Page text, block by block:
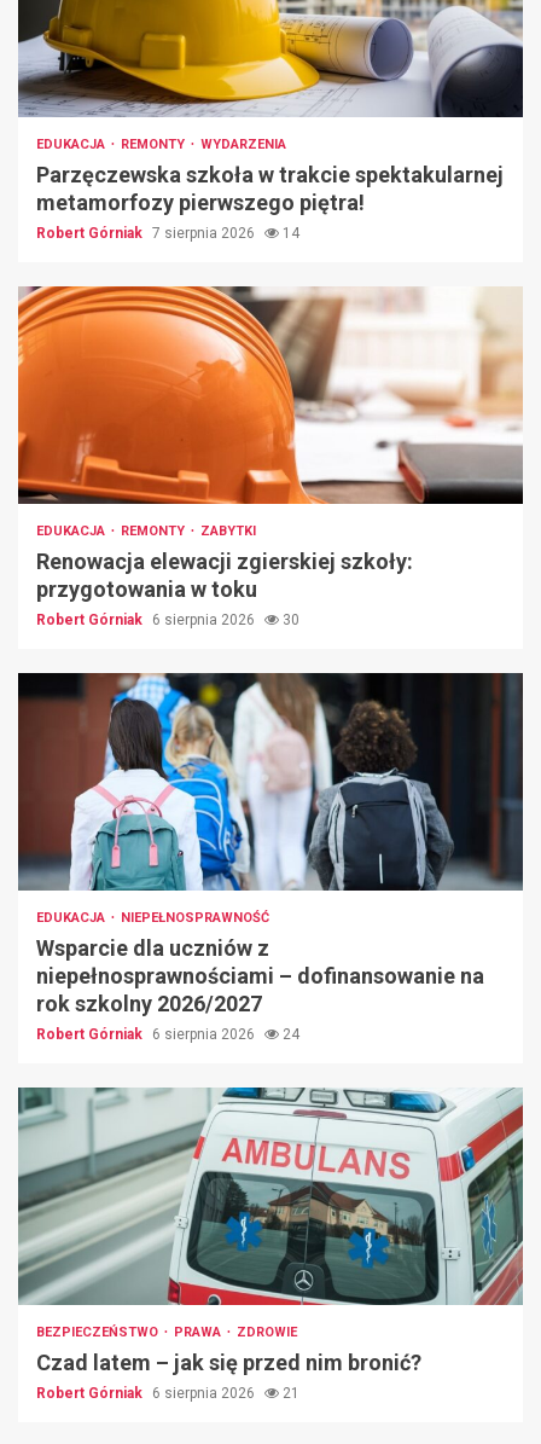
EDUKACJA REMONTY WYDARZENIA
Parzęczewska szkoła w trakcie spektakularnej
metamorfozy pierwszego piętra!
Robert Górniak 7 sierpnia 2026 14
EDUKACJA REMONTY ZABYTKI
Renowacja elewacji zgierskiej szkoły:
przygotowania w toku
Robert Górniak 6 sierpnia 2026 30
EDUKACJA NIEPEŁNOSPRAWNOŚĆ
Wsparcie dla uczniów z
niepełnosprawnościami – dofinansowanie na
rok szkolny 2026/2027
Robert Górniak 6 sierpnia 2026 24
BEZPIECZEŃSTWO PRAWA ZDROWIE
Czad latem – jak się przed nim bronić?
Robert Górniak 6 sierpnia 2026 21